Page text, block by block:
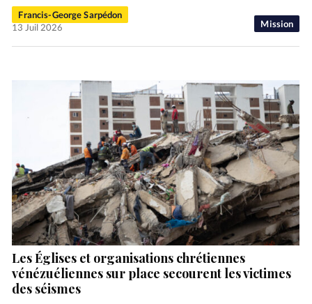
Mission
Francis-George Sarpédon
13 Juil 2026
Les Églises et organisations chrétiennes
vénézuéliennes sur place secourent les victimes
des séismes